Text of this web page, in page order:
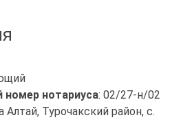
номер нотариуса: 02/27-н/02
Алтай, Турочакский район, с.